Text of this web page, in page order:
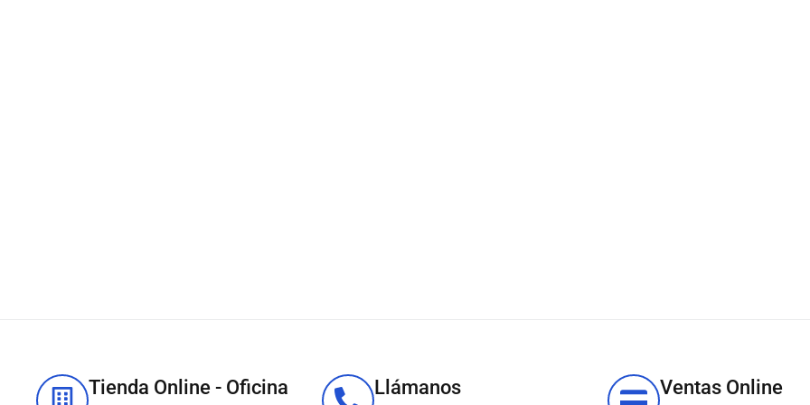
Tienda Online - Oficina
Llámanos Ventas Online